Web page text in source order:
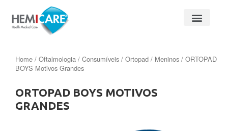
Home / Oftalmologia / Consumíveis / Ortopad / Meninos / ORTOPAD
BOYS Motivos Grandes
ORTOPAD BOYS MOTIVOS
GRANDES